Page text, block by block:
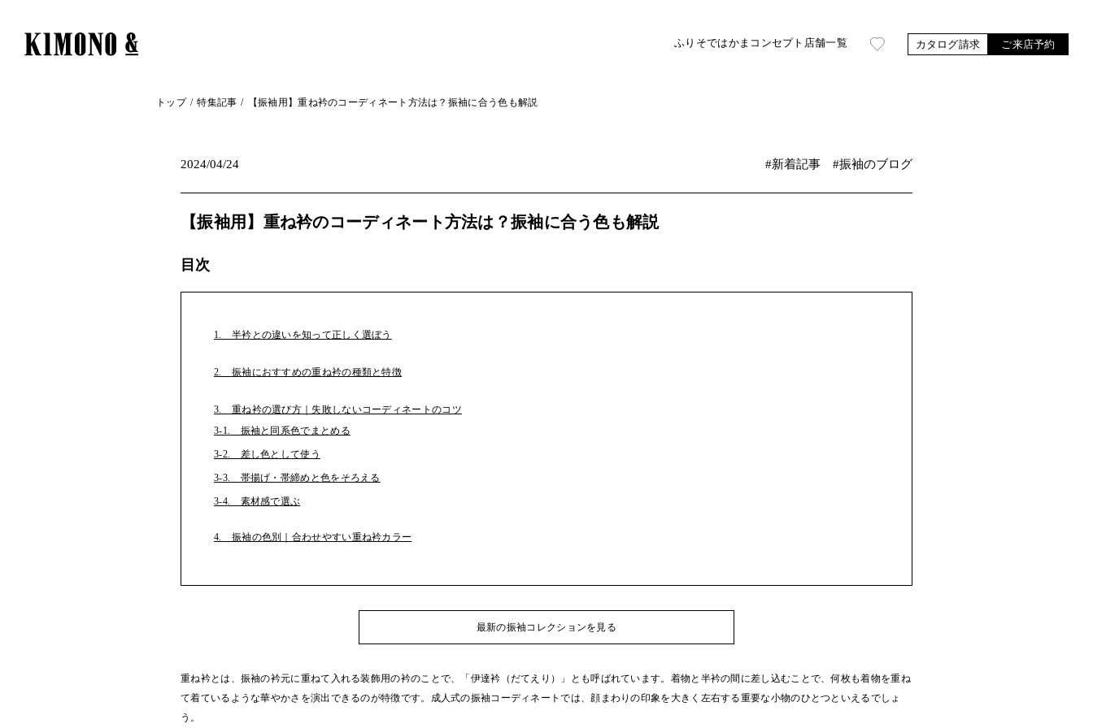
カタログ請求 ご来店予約
ふりそではかま コンセプト 店舗一覧
トップ 特集記事 【振袖用】重ね衿のコーディネート方法は？振袖に合う色も解説
2024/04/24 #新着記事 #振袖のブログ
【振袖用】重ね衿のコーディネート方法は？振袖に合う色も解説
目次
1. 半衿との違いを知って正しく選ぼう
2. 振袖におすすめの重ね衿の種類と特徴
3. 重ね衿の選び方｜失敗しないコーディネートのコツ
3-1. 振袖と同系色でまとめる
3‐2. 差し色として使う
3‐3. 帯揚げ・帯締めと色をそろえる
3‐4. 素材感で選ぶ
4. 振袖の色別｜合わせやすい重ね衿カラー
最新の振袖コレクションを見る
重ね衿とは、振袖の衿元に重ねて入れる装飾用の衿のことで、「伊達衿（だてえり）」とも呼ばれています。着物と半衿の間に差し込むことで、何枚も着物を重ね
て着ているような華やかさを演出できるのが特徴です。成人式の振袖コーディネートでは、顔まわりの印象を大きく左右する重要な小物のひとつといえるでしょ
う。